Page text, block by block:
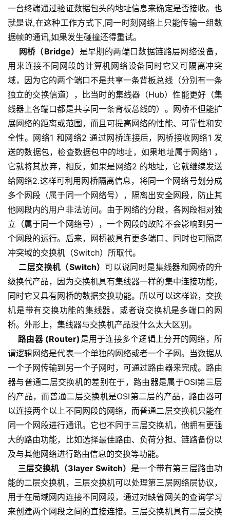
一台终端通过验证数据包头的地址信息来确定是否接收。也
就是说,在这种工作方式下,同一时刻网络上只能传输一组数
据帧的通讯,如果发生碰撞还得重试。
网桥（Bridge） 是早期的两端口数据链路层网络设备，
用来连接不同网段的计算机网络设备同时它又可隔离冲突
域，因为它的两个端口不是共享一条背板总线（分别有一条
独立的交换信道），比当时的集线器（Hub）性能更好（集
线器上各端口都是共享同一条背板总线的）。网桥不但能扩
展网络的距离或范围，而且可提高网络的性能、可靠性和安
全性。网络1 和网络2 通过网桥连接后，网桥接收网络1 发
送的数据包，检查数据包中的地址，如果地址属于网络1 ，
它就将其放弃，相反，如果是网络2 的地址，它就继续发送
给网络2.这样可利用网桥隔离信息，将同一个网络号划分成
多个网段（属于同一个网络号），隔离出安全网段，防止其
他网段内的用户非法访问。由于网络的分段，各网段相对独
立（属于同一个网络号），一个网段的故障不会影响到另一
个网段的运行。后来，网桥被具有更多端口、同时也可隔离
冲突域的交换机（Switch）所取代。
二层交换机（Switch）可以说同时是集线器和网桥的升
级换代产品，因为交换机具有集线器一样的集中连接功能，
同时它又具有网桥的数据交换功能。所以可以这样说，交换
机是带有交换功能的集线器，或者说交换机是多端口的网
桥。外形上，集线器与交换机产品没什么太大区别。
路由器 (Router) 是用于连接多个逻辑上分开的网络，所
谓逻辑网络是代表一个单独的网络或者一个子网。当数据从
一个子网传输到另一个子网时，可通过路由器来完成。路由
器与普通二层交换机的差别在于，路由器是属于OSI第三层
的产品，而普通二层交换机是OSI第二层的产品，路由器可
以连接两个以上不同网段的网络，而普通二层交换机只能在
同一个网段进行通讯。它也不同于三层交换机，他拥有更强
大的路由功能，比如选择最佳路由、负荷分担、链路备份以
及与其他网络进行路由信息的交换等功能。
三层交换机（3layer Switch） 是一个带有第三层路由功
能的二层交换机，三层交换机可以处理第三层网络层协议，
用于在局域网内连接不同网段，通过对缺省网关的查询学习
来创建两个网段之间的直接连接。三层交换机具有二层交换